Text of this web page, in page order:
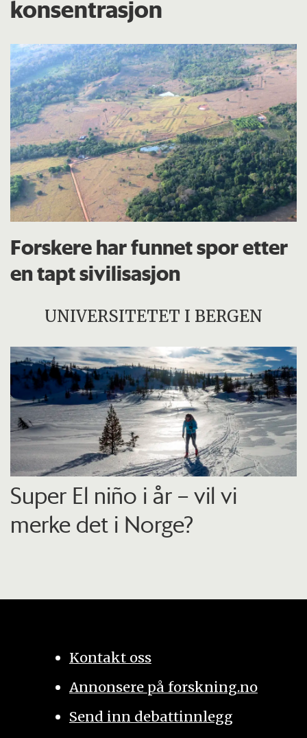
konsentrasjon
Forskere har funnet spor etter
en tapt sivilisasjon
UNIVERSITETET I BERGEN
Super El niño i år – vil vi
merke det i Norge?
Kontakt oss
Annonsere på forskning.no
Send inn debattinnlegg